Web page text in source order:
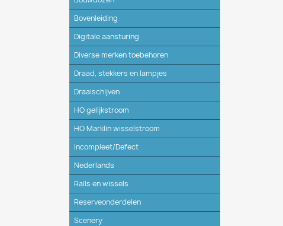
Bovenleiding
Digitale aansturing
Diverse merken toebehoren
Draad, stekkers en lampjes
Draaischijven
HO gelijkstroom
HO Marklin wisselstroom
Incompleet/Defect
Nederlands
Rails en wissels
Reserveonderdelen
Scenery